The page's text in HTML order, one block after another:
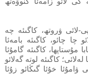
لائى ۋروتھ، كاگىئە چە
چا چائو، كاگىئە بامەئا
مۇستاپھا، كاگىئە گامۇئا
كاگىئە لوتە گەلائو
ۋامۇئا خۇئا گىڭائو زۇئا